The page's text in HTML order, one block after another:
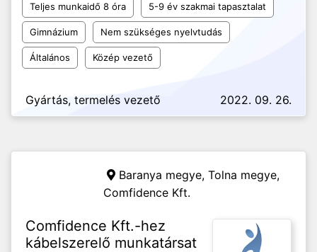
Teljes munkaidő 8 óra 5-9 év szakmai tapasztalat
Gimnázium Nem szükséges nyelvtudás
Általános Közép vezető
Gyártás, termelés vezető 2022. 09. 26.
Baranya megye, Tolna megye,
Comfidence Kft.
Comfidence Kft.-hez
kábelszerelő munkatársat